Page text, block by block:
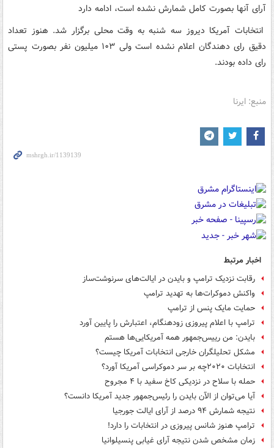
آرای آنها بصورت کامل شمارش نشده است، ادامه دارد
انتخابات آمریکا دیروز سه شنبه به وقت محلی برگزار شد. هنوز تعداد
دقیق رای دهندگان اعلام نشده است ولی ۱۰۳ میلیون نفر بصورت پستی
رای داده بودند.
منبع: ایرنا
اخبار مرتبط
رقابت نزدیک ترامپ و بایدن در ایالت‌های سرنوشت‌ساز
واکنش دموکرات‌ها به تهدید ترامپ
حمایت مایک پنس از ترامپ
ترامپ با اعلام پیروزی زودهنگام، اعتبارش را پایین آورد
بایدن: من رییس‌جمهور همه آمریکایی‌ها هستم
مشکل تحلیلگران خارجی انتخابات آمریکا چیست؟
انتخابات ۲۰۲۰چه بر سر دموکراسی آمریکا آورد؟
حمله با سلاح در نزدیکی کاخ سفید با ۴ مجروح
آیا می‌توان از الآن بایدن را رئیس‌جمهور جدید آمریکا دانست؟
نتیجه شمارش ۹۴ درصد از آرای ایالت جورجیا
ترامپ هنوز شانس پیروزی در انتخابات را دارد!
زمان مشخص شدن نتیجه آرای غیابی پنسیلوانیا